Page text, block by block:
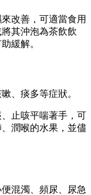
改善，可適當食用
其沖泡為茶飲飲
緩解。
、痰多等症狀。
止咳平喘著手，可
潤喉的水果，並儘
混濁、頻尿、尿急